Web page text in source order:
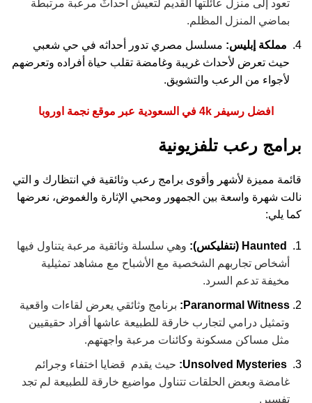
تعود إلى منزل عائلتها القديم لتعيش أحداثً مرعبة مرتبطة
بماضي المنزل المظلم.
مملكة إبليس: مسلسل مصري تدور أحداثه في حي شعبي
حيث تعرض لأحداث غريبة وغامضة تقلب حياة أفراده وتعرضهم
لأجواء من الرعب والتشويق.
افضل رسيفر 4k في السعودية عبر موقع نجمة اوروبا
برامج رعب تلفزيونية
قائمة مميزة لأشهر وأقوى برامج رعب وثائقية في انتظارك و التي
نالت شهرة واسعة بين الجمهور ومحبي الإثارة والغموض، نعرضها
كما يلي:
وهي سلسلة وثائقية مرعبة يتناول فيها
أشخاص تجاربهم الشخصية مع الأشباح مع مشاهد تمثيلية
مخيفة تدعم السرد.
Paranormal Witness:
برنامج وثائقي يعرض لقاءات واقعية
وتمثيل درامي لتجارب خارقة للطبيعة عاشها أفراد حقيقيين
مثل مساكن مسكونة وكائنات مرعبة واجهتهم.
حيث يقدم قضايا اختفاء وجرائم
غامضة وبعض الحلقات تتناول مواضيع خارقة للطبيعة لم تجد
تفسير.